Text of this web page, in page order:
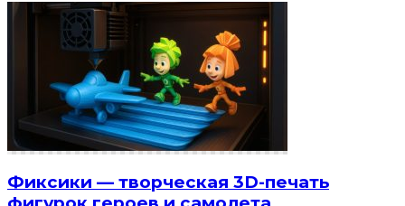
Фиксики — творческая 3D-печать